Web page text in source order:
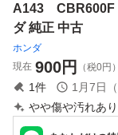
ンジナット ７ミ
リ
ダ
A143 CBR600F
ダ 純正 中古
ホンダ
現在 900円 （税0円）
1件 1月7日
やや傷や汚れあり